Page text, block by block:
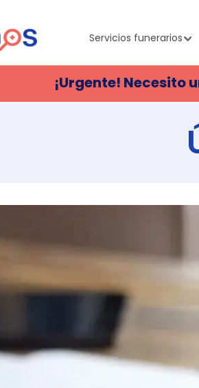
Servicios funerarios
¡Urgente! Necesito